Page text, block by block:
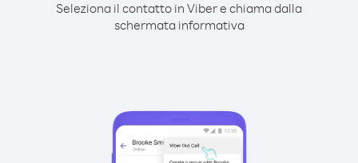
Seleziona il contatto in Viber e chiama dalla
schermata informativa